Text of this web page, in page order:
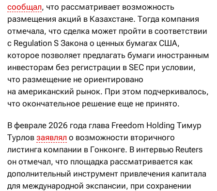
сообщал, что рассматривает возможность
размещения акций в Казахстане. Тогда компания
отмечала, что сделка может пройти в соответствии
с Regulation S Закона о ценных бумагах США,
которое позволяет предлагать бумаги иностранным
инвесторам без регистрации в SEC при условии,
что размещение не ориентировано
на американский рынок. При этом подчеркивалось,
что окончательное решение еще не принято.
В феврале 2026 года глава Freedom Holding Тимур
Турлов заявлял о возможности вторичного
листинга компании в Гонконге. В интервью Reuters
он отмечал, что площадка рассматривается как
дополнительный инструмент привлечения капитала
для международной экспансии, при сохранении